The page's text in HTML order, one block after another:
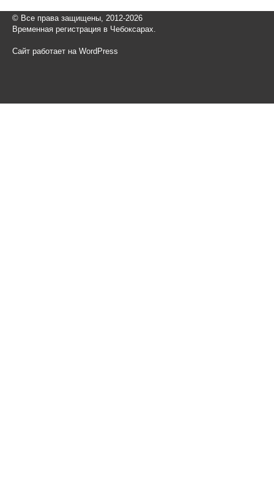
© Все права защищены, 2012-2026
Временная регистрация в Чебоксарах.
Сайт работает на WordPress